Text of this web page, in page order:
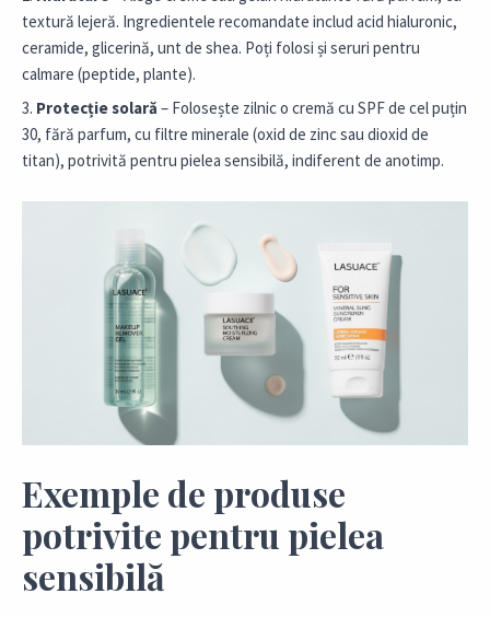
textură lejeră. Ingredientele recomandate includ acid hialuronic,
ceramide, glicerină, unt de shea. Poți folosi și seruri pentru
calmare (peptide, plante).
Protecție solară – Folosește zilnic o cremă cu SPF de cel puțin
30, fără parfum, cu filtre minerale (oxid de zinc sau dioxid de
titan), potrivită pentru pielea sensibilă, indiferent de anotimp.
Exemple de produse
potrivite pentru pielea
sensibilă